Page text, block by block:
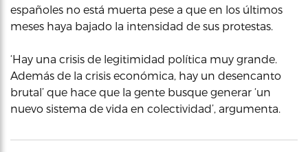
españoles no está muerta pese a que en los últimos
meses haya bajado la intensidad de sus protestas.
‘Hay una crisis de legitimidad política muy grande.
Además de la crisis económica, hay un desencanto
brutal’ que hace que la gente busque generar ‘un
nuevo sistema de vida en colectividad’, argumenta.